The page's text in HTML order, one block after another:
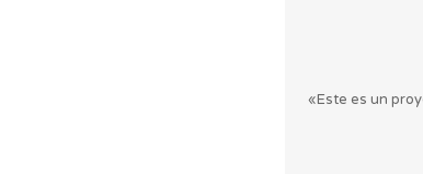
«Este es un